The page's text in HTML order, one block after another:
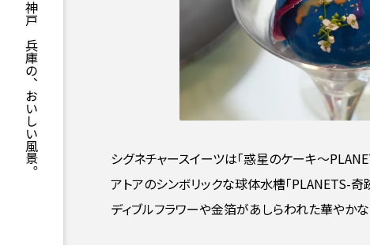
神戸と兵庫の、おいしい風景。
シグネチャースイーツは「惑星のケーキ〜
アトアのシンボリックな球体水槽「PLANETS-
ディブルフラワーや金箔があしらわれた華やかな